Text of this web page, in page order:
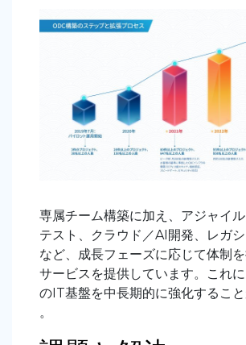
専属チーム構築に加え、アジャイ
テスト、クラウド／AI開発、レガ
など、成長フェーズに応じて体制
サービスを提供しています。これ
のIT基盤を中長期的に強化するこ
。